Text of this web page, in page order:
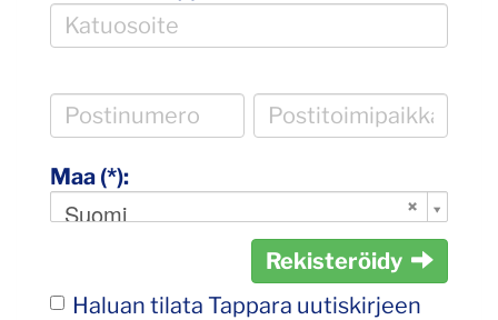
Maa (*):
Suomi
Rekisteröidy
Haluan tilata Tappara uutiskirjeen